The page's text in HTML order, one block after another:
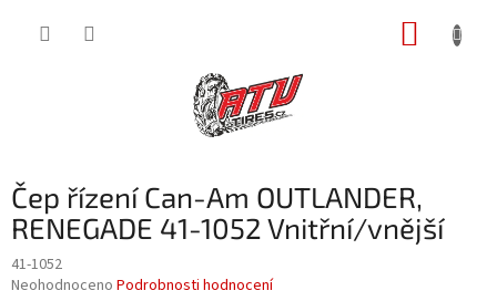
Čep řízení Can-Am OUTLANDER,
RENEGADE 41-1052 Vnitřní/vnější
41-1052
Průměrné
Neohodnoceno Podrobnosti hodnocení